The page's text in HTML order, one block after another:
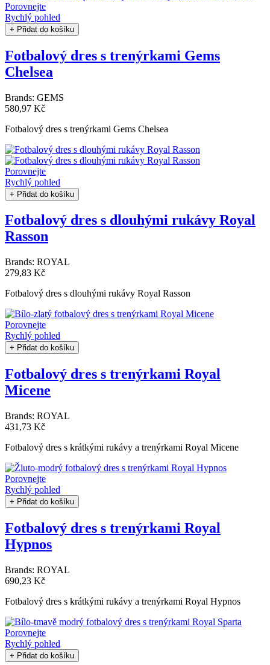
Porovnejte
Rychlý pohled
+ Přidat do košíku
Fotbalový dres s trenýrkami Gems
Chelsea
Brands: GEMS
580,97 Kč
Fotbalový dres s trenýrkami Gems Chelsea
Porovnejte
Rychlý pohled
+ Přidat do košíku
Fotbalový dres s dlouhými rukávy Royal
Rasson
Brands: ROYAL
279,83 Kč
Fotbalový dres s dlouhými rukávy Royal Rasson
Porovnejte
Rychlý pohled
+ Přidat do košíku
Fotbalový dres s trenýrkami Royal
Micene
Brands: ROYAL
431,73 Kč
Fotbalový dres s krátkými rukávy a trenýrkami Royal Micene
Porovnejte
Rychlý pohled
+ Přidat do košíku
Fotbalový dres s trenýrkami Royal
Hypnos
Brands: ROYAL
690,23 Kč
Fotbalový dres s krátkými rukávy a trenýrkami Royal Hypnos
Porovnejte
Rychlý pohled
+ Přidat do košíku